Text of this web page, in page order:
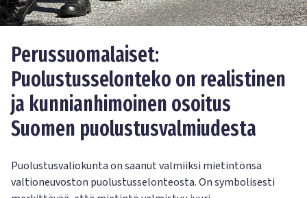
Perussuomalaiset:
Puolustusselonteko on realistinen
ja kunnianhimoinen osoitus
Suomen puolustusvalmiudesta
Puolustusvaliokunta on saanut valmiiksi mietintönsä
valtioneuvoston puolustusselonteosta. On symbolisesti